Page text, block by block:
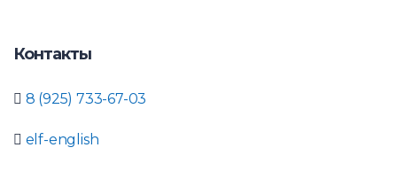
Контакты
8 (925) 733-67-03
elf-english